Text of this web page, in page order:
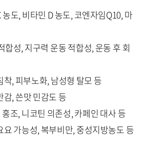
도, 비타민 D 농도, 코엔자임Q10, 마
합성, 지구력 운동 적합성, 운동 후 회
, 피부노화, 남성형 탈모 등
감, 쓴맛 민감도 등
조, 니코틴 의존성, 카페인 대사 등
요 가능성, 복부비만, 중성지방농도 등